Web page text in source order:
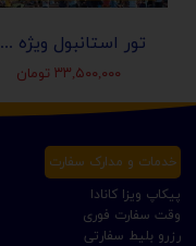
تور استانبول ویژه عید نوروز 1405 | مجری مستقیم ✈️
۳۳,۵۰۰,۰۰۰ تومان
رزرو بلیط سفارتی
پیکاپ ویزا کانادا
خدمات و مدارک سفارت
وقت سفارت فوری